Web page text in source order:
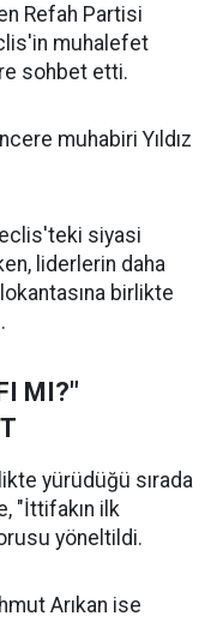
Refah Partisi
muhalefet
sohbet etti.
muhabiri Yıldız
siyasi
liderlerin daha
birlikte
MI?"
yürüdüğü sırada
"İttifakın ilk
yöneltildi.
Arıkan ise